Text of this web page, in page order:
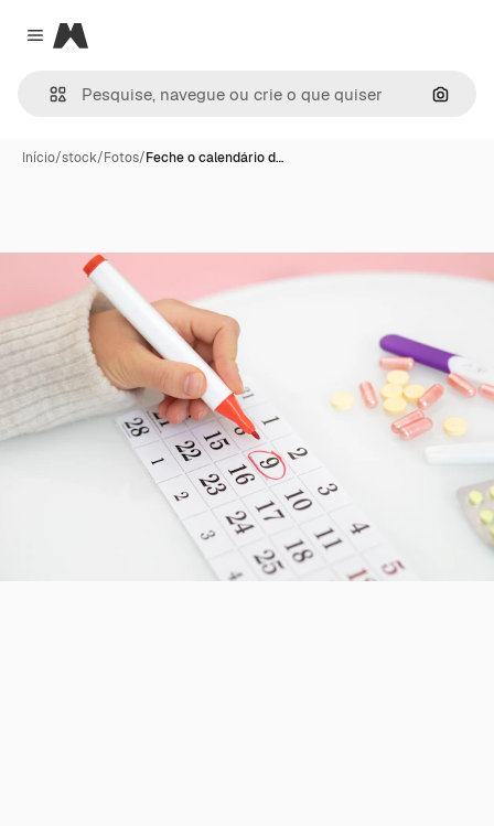
Close menu
Magnific
Início/stock/Fotos/Feche o calendário d…